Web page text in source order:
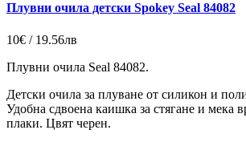
Плувни очила детски Spokey Seal 84082
10€ / 19.56лв
Плувни очила Seal 84082.
Детски очила за плуване от силикон и
Удобна сдвоена каишка за стягане и мека
плаки. Цвят черен.